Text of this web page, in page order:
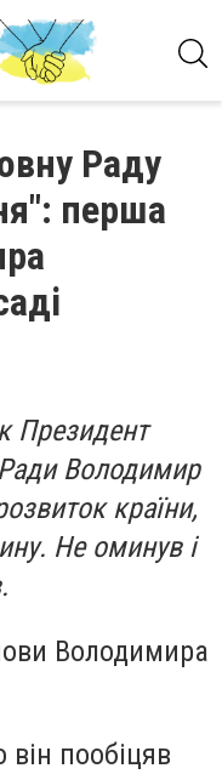
Раду
перша
Президент
Ради Володимир
країни,
Не оминув і
Володимира
він пообіцяв